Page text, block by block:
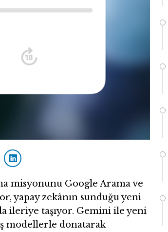
misyonunu Google Arama ve
yapay zekânın sunduğu yeni
ileriye taşıyor. Gemini ile yeni
modellerle donatarak